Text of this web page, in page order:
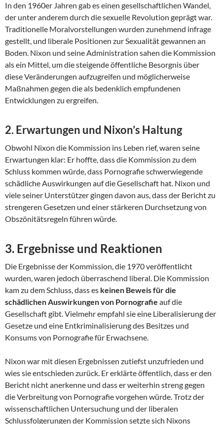
In den 1960er Jahren gab es einen gesellschaftlichen Wandel,
der unter anderem durch die sexuelle Revolution geprägt war.
Traditionelle Moralvorstellungen wurden zunehmend infrage
gestellt, und liberale Positionen zur Sexualität gewannen an
Boden. Nixon und seine Administration sahen die Kommission
als ein Mittel, um die steigende öffentliche Besorgnis über
diese Veränderungen aufzugreifen und möglicherweise
Maßnahmen gegen die als bedenklich empfundenen
Entwicklungen zu ergreifen.
2. Erwartungen und Nixon’s Haltung
Obwohl Nixon die Kommission ins Leben rief, waren seine
Erwartungen klar: Er hoffte, dass die Kommission zu dem
Schluss kommen würde, dass Pornografie schwerwiegende
schädliche Auswirkungen auf die Gesellschaft hat. Nixon und
viele seiner Unterstützer gingen davon aus, dass der Bericht zu
strengeren Gesetzen und einer stärkeren Durchsetzung von
Obszönitätsregeln führen würde.
3. Ergebnisse und Reaktionen
Die Ergebnisse der Kommission, die 1970 veröffentlicht
wurden, waren jedoch überraschend liberal. Die Kommission
kam zu dem Schluss, dass es keinen Beweis für die
schädlichen Auswirkungen von Pornografie auf die
Gesellschaft gibt. Vielmehr empfahl sie eine Liberalisierung der
Gesetze und eine Entkriminalisierung des Besitzes und
Konsums von Pornografie für Erwachsene.
Nixon war mit diesen Ergebnissen zutiefst unzufrieden und
wies sie entschieden zurück. Er erklärte öffentlich, dass er den
Bericht nicht anerkenne und dass er weiterhin streng gegen
die Verbreitung von Pornografie vorgehen würde. Trotz der
wissenschaftlichen Untersuchung und der liberalen
Schlussfolgerungen der Kommission setzte sich Nixons